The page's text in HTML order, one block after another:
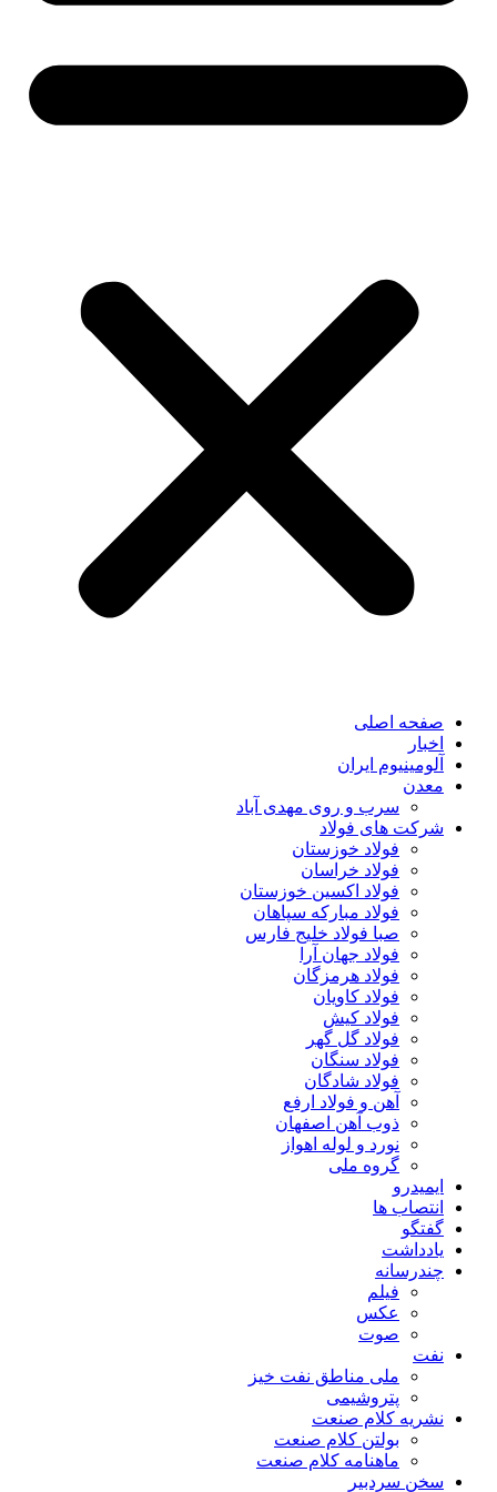
صفحه اصلی
اخبار
آلومینیوم ایران
معدن
سرب و روی مهدی آباد
شرکت های فولاد
فولاد خوزستان
فولاد خراسان
فولاد اکسین خوزستان
فولاد مبارکه سپاهان
صبا فولاد خلیج فارس
فولاد جهان آرا
فولاد هرمزگان
فولاد کاویان
فولاد کیش
فولاد گل گهر
فولاد سنگان
فولاد شادگان
آهن و فولاد ارفع
ذوب آهن اصفهان
نورد و لوله اهواز
گروه ملی
ایمیدرو
انتصاب ها
گفتگو
یادداشت
چندرسانه
فیلم
عکس
صوت
نفت
ملی مناطق نفت خیز
پتروشیمی
نشریه کلام صنعت
بولتن کلام صنعت
ماهنامه کلام صنعت
سخن سردبیر